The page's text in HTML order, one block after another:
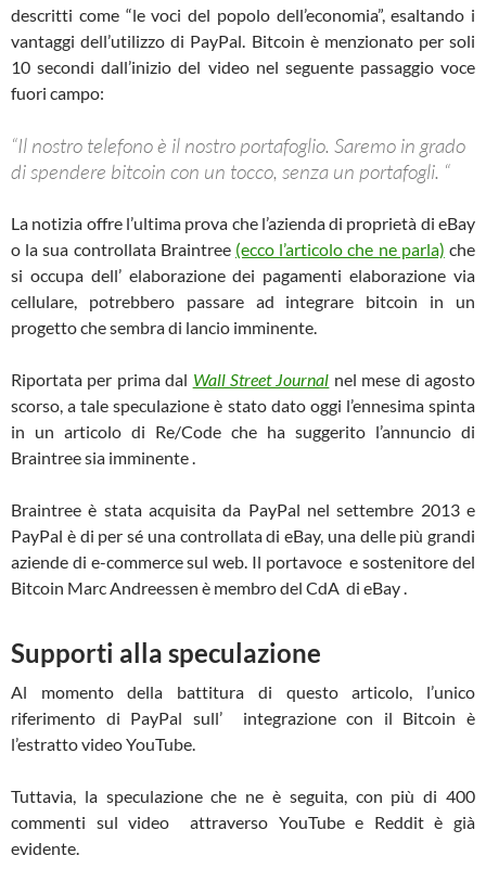
descritti come “le voci del popolo dell’economia”, esaltando i
vantaggi dell’utilizzo di PayPal. Bitcoin è menzionato per soli
10 secondi dall’inizio del video nel seguente passaggio voce
fuori campo:
“Il nostro telefono è il nostro portafoglio. Saremo in grado
di spendere bitcoin con un tocco, senza un portafogli. “
La notizia offre l’ultima prova che l’azienda di proprietà di eBay
o la sua controllata Braintree (ecco l’articolo che ne parla) che
si occupa dell’ elaborazione dei pagamenti elaborazione via
cellulare, potrebbero passare ad integrare bitcoin in un
progetto che sembra di lancio imminente.
Riportata per prima dal Wall Street Journal nel mese di agosto
scorso, a tale speculazione è stato dato oggi l’ennesima spinta
in un articolo di Re/Code che ha suggerito l’annuncio di
Braintree sia imminente .
Braintree è stata acquisita da PayPal nel settembre 2013 e
PayPal è di per sé una controllata di eBay, una delle più grandi
aziende di e-commerce sul web. Il portavoce e sostenitore del
Bitcoin Marc Andreessen è membro del CdA di eBay .
Supporti alla speculazione
Al momento della battitura di questo articolo, l’unico
riferimento di PayPal sull’ integrazione con il Bitcoin è
l’estratto video YouTube.
Tuttavia, la speculazione che ne è seguita, con più di 400
commenti sul video attraverso YouTube e Reddit è già
evidente.